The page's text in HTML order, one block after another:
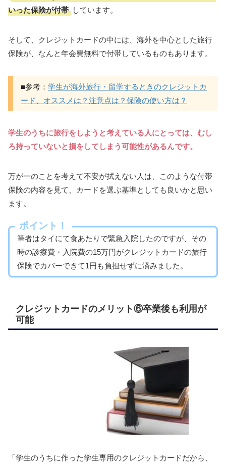
いった保険が付帯 しています。
そして、クレジットカードの中には、海外を中心とした旅行
保険が、なんと年会費無料で付帯しているものもあります。
■参考： 学生が海外旅行・留学するときのクレジットカ
ード、オススメは？注意点は？保険の使い方は？
学生のうちに旅行をしようと考えている人にとっては、むし
ろ持っていないと損をしてしまう可能性があるんです。
万が一のことを考えて不安が拭えない人は、このような付帯
保険の内容を見て、カードを選ぶ基準としても良いかと思い
ます。
ポイント！
筆者はタイにて食あたりで緊急入院したのですが、その
時の診療費・入院費の15万円がクレジットカードの旅行
保険でカバーできて1円も負担せずに済みました。
クレジットカードのメリット⑥卒業後も利用が
可能
「学生のうちに作った学生専用のクレジットカードだから、